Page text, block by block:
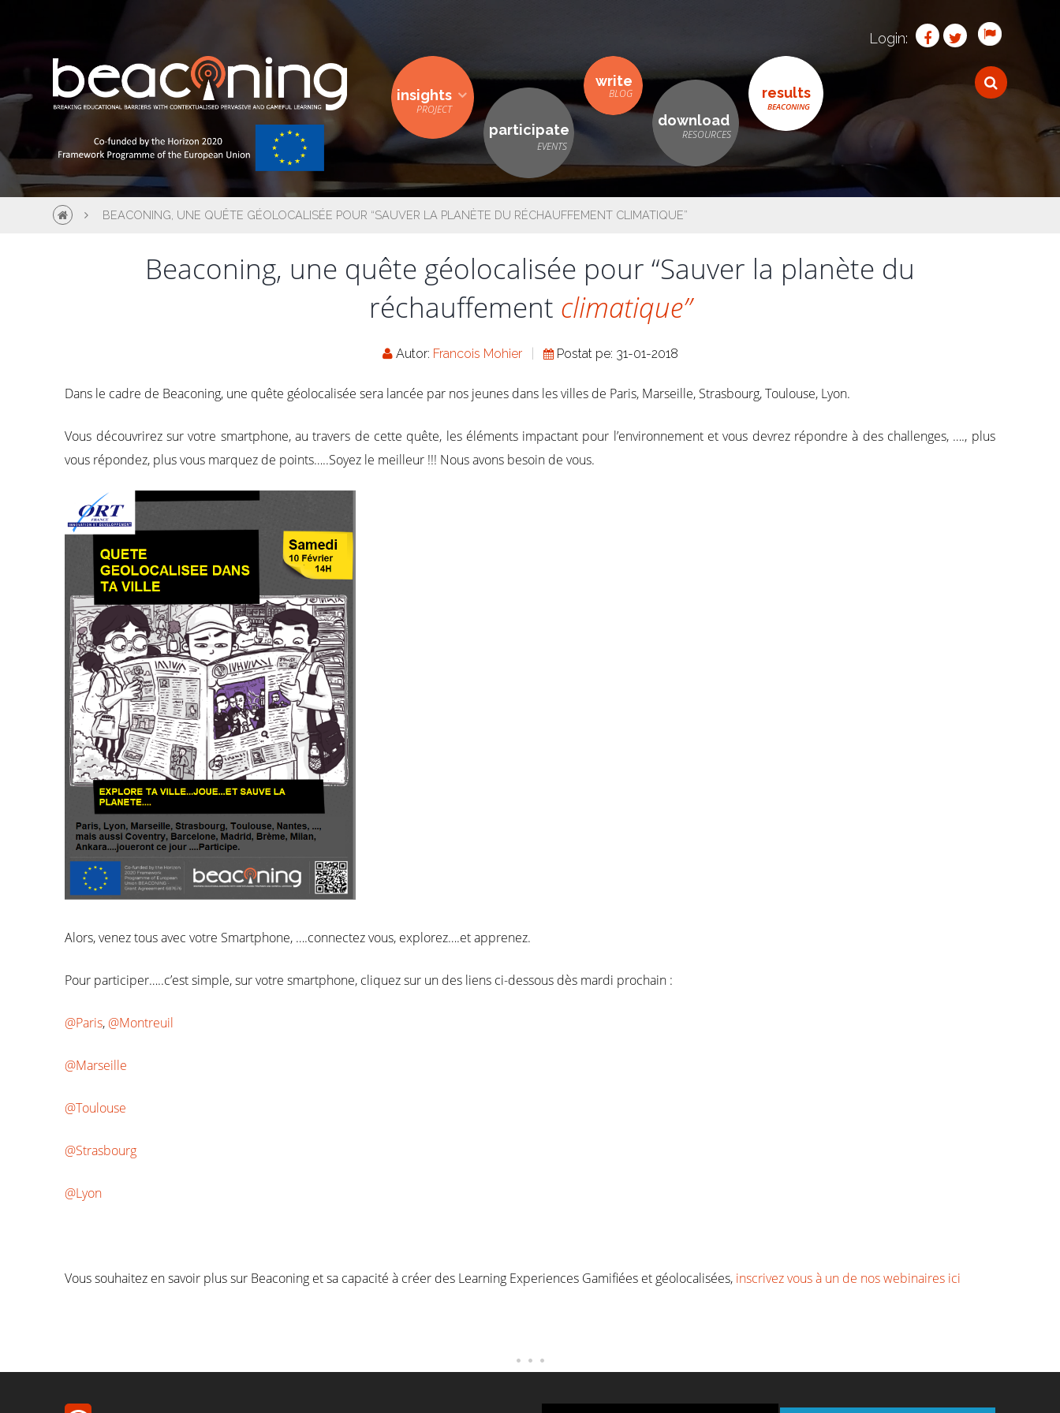
Login:
insights
participate
write
download
results
BEACONING, UNE QUÊTE GÉOLOCALISÉE POUR “SAUVER LA PLANÈTE DU RÉCHAUFFEMENT CLIMATIQUE”
Beaconing, une quête géolocalisée pour “Sauver la planète du
réchauffement climatique”
Autor: Francois Mohier Postat pe: 31-01-2018
Dans le cadre de Beaconing, une quête géolocalisée sera lancée par nos jeunes dans les villes de Paris, Marseille, Strasbourg, Toulouse, Lyon.
Vous découvrirez sur votre smartphone, au travers de cette quête, les éléments impactant pour l’environnement et vous devrez répondre à des challenges, …., plus
vous répondez, plus vous marquez de points…..Soyez le meilleur !!! Nous avons besoin de vous.
Alors, venez tous avec votre Smartphone, ….connectez vous, explorez….et apprenez.
Pour participer…..c’est simple, sur votre smartphone, cliquez sur un des liens ci-dessous dès mardi prochain :
@Paris, @Montreuil
@Marseille
@Toulouse
@Strasbourg
@Lyon
Vous souhaitez en savoir plus sur Beaconing et sa capacité à créer des Learning Experiences Gamifiées et géolocalisées, inscrivez vous à un de nos webinaires ici